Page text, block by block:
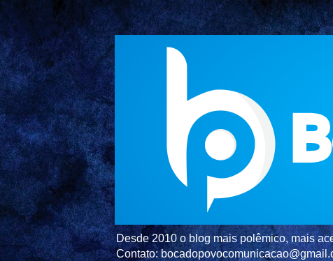
Desde 2010 o blog mais polêmico, mais
Contato: